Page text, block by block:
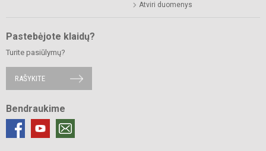
Atviri duomenys
Pastebėjote klaidų?
Turite pasiūlymų?
RAŠYKITE
Bendraukime